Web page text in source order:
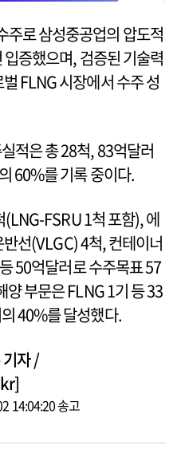
주로 삼성중공업의 압도적
증했으며, 검증된 기술력
FLNG 시장에서 수주 성
적은 총 28척, 83억달러
60%를 기록 중이다.
FSRU 1척 포함), 에
선(VLGC) 4척, 컨테이너
50억달러로 수주목표 57
부문은 FLNG 1기 등 33
40%를 달성했다.
자 /
14:04:20 송고